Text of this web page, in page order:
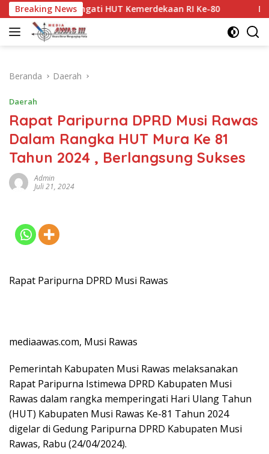
Langsung
ke
konten
Breaking News
HUT Kemerdekaan RI Ke-80 Disambut
Beranda Daerah
Daerah
Rapat Paripurna DPRD Musi Rawas
Dalam Rangka HUT Mura Ke 81
Tahun 2024 , Berlangsung Sukses
Admin
Juli 21, 2024
Rapat Paripurna DPRD Musi Rawas
mediaawas.com, Musi Rawas
Pemerintah Kabupaten Musi Rawas melaksanakan
Rapat Paripurna Istimewa DPRD Kabupaten Musi
Rawas dalam rangka memperingati Hari Ulang Tahun
(HUT) Kabupaten Musi Rawas Ke-81 Tahun 2024
digelar di Gedung Paripurna DPRD Kabupaten Musi
Rawas, Rabu (24/04/2024).